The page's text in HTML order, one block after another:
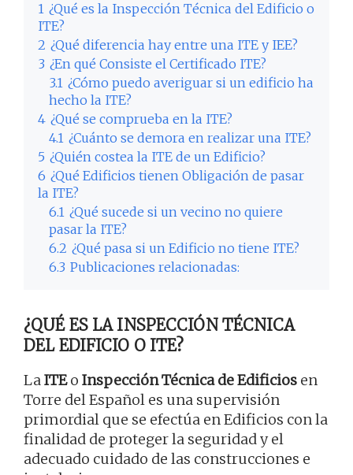
1 ¿Qué es la Inspección Técnica del Edificio o
ITE?
2 ¿Qué diferencia hay entre una ITE y IEE?
3 ¿En qué Consiste el Certificado ITE?
3.1 ¿Cómo puedo averiguar si un edificio ha
hecho la ITE?
4 ¿Qué se comprueba en la ITE?
4.1 ¿Cuánto se demora en realizar una ITE?
5 ¿Quién costea la ITE de un Edificio?
6 ¿Qué Edificios tienen Obligación de pasar
la ITE?
6.1 ¿Qué sucede si un vecino no quiere
pasar la ITE?
6.2 ¿Qué pasa si un Edificio no tiene ITE?
6.3 Publicaciones relacionadas:
¿QUÉ ES LA INSPECCIÓN TÉCNICA
DEL EDIFICIO O ITE?
LaITEo Inspección Técnica de Edificios en
Torre del Español es una supervisión
primordial que se efectúa en Edificios con la
finalidad de proteger la seguridad y el
adecuado cuidado de las construcciones e